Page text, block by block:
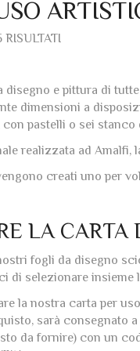
PIÙ
RECENTE
disegno e pittura di
dimensioni a
pastelli o sei
realizzata ad
creati uno per
LA CARTA
fogli da disegno
di selezionare insieme
la nostra carta per
sarà consegnato
da fornire) con un